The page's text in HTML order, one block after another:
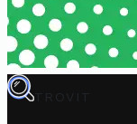
TROVIT